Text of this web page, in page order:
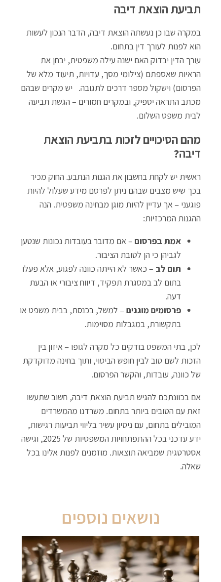
תביעת הוצאת דיבה
במקרה שבו כן נעשתה הוצאת דיבה, הדבר הנכון לעשות
הוא לפנות לעורך דין בתחום.
עורך הדין יבדוק האם ישנה עילה משפטית, יבחן את
הראיות שאספתם (צילומי מסך, עדויות, תיעוד מלא של
הפרסום) וישקול מספר דרכים לתגובה. יש מקרים שבהם
מכתב התראה יספיק, ובמקרים חמורים – הגשת תביעה
לבית משפט השלום.
מהם הסיכויים לזכות בתביעת הוצאת
דיבה?
ראשית יש לקחת בחשבון את הגנות הנתבע. החוק מכיר
בכך שיש מצבים שבהם ניתן לפרסם מידע שעלול להיות
פוגעני – אך עדיין להיות מוגן מבחינה משפטית. הנה
ההגנות המרכזיות:
אמת בפרסום – אם מדובר בעובדות נכונות שנטען
לגביהן כי הן לטובת הציבור.
תום לב – כאשר לא הייתה כוונה לפגוע, אלא פעלו
בתום לב במסגרת תפקיד, דיווח ציבורי או הבעת
דעה.
פרסומים מוגנים – למשל, בכנסת, בבית משפט או
בתקשורת, במגבלות מסוימות.
לכן, בתי המשפט בודקים כל מקרה לגופו – איזון בין
הזכות לשם טוב לבין חופש הביטוי, ותוך בחינה מדוקדקת
של כוונה, עובדות, והקשר הפרסום.
אם בכוונתכם להגיש תביעת הוצאת דיבה, חשוב שתעשו
זאת עם הטובים ביותר בתחום. משרדנו מהמשרדים
המובילים בתחום, עם ניסיון עשיר בליווי תביעות רגישות,
ידע עדכני בכל ההתפתחויות המשפטיות של 2025, וגישה
אסטרטגית שמביאה תוצאות. מוזמנים לפנות אלינו בכל
שאלה.
נושאים נוספים